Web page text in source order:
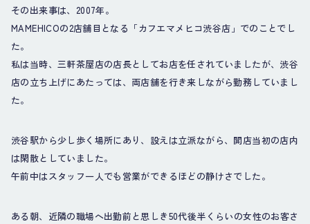
その出来事は、2007年。
MAMEHICOの2店舗目となる「カフエマメヒコ渋谷店」でのことでし
た。
私は当時、三軒茶屋店の店長としてお店を任されていましたが、渋谷
店の立ち上げにあたっては、両店舗を行き来しながら勤務していまし
た。
渋谷駅から少し歩く場所にあり、設えは立派ながら、開店当初の店内
は閑散としていました。
午前中はスタッフ一人でも営業ができるほどの静けさでした。
ある朝、近隣の職場へ出勤前と思しき50代後半くらいの女性のお客さ